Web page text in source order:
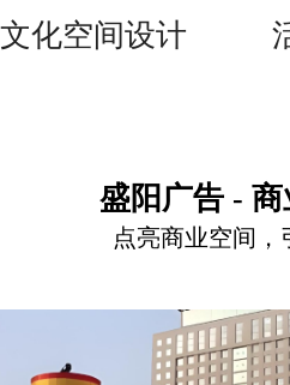
文化空间设计
盛阳广告 -
点亮商业空间，